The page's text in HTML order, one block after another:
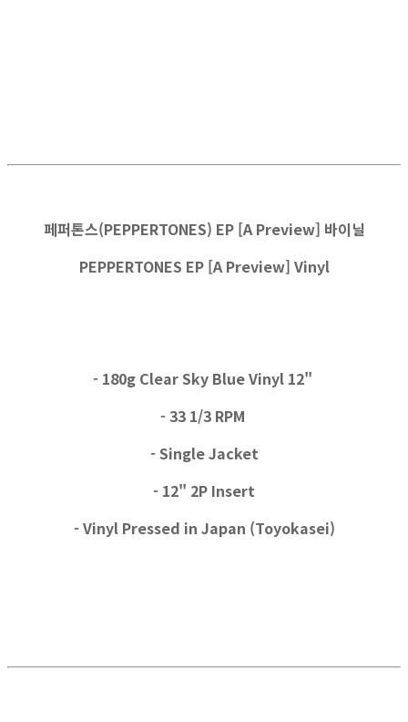
페퍼톤스(PEPPERTONES) EP [A Preview] 바이닐
PEPPERTONES EP [A Preview] Vinyl
- 180g Clear Sky Blue Vinyl 12"
- 33 1/3 RPM
- Single Jacket
- 12" 2P Insert
- Vinyl Pressed in Japan (Toyokasei)